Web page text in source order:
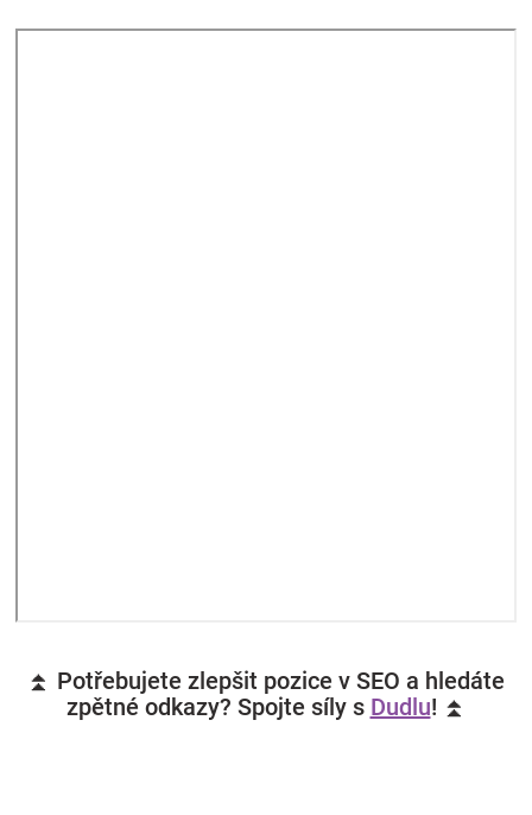
⏫ Potřebujete zlepšit pozice v SEO a hledáte
zpětné odkazy? Spojte síly s Dudlu! ⏫